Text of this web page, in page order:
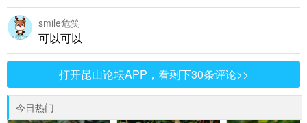
smile危笑
可以可以
打开昆山论坛APP，看剩下30条评论>>
今日热门